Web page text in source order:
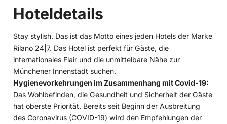
Hoteldetails
Stay stylish. Das ist das Motto eines jeden Hotels der Marke
Rilano 24|7. Das Hotel ist perfekt für Gäste, die
internationales Flair und die unmittelbare Nähe zur
Münchener Innenstadt suchen.
Hygienevorkehrungen im Zusammenhang mit Covid-19:
Das Wohlbefinden, die Gesundheit und Sicherheit der Gäste
hat oberste Priorität. Bereits seit Beginn der Ausbreitung
des Coronavirus (COVID-19) wird den Empfehlungen der